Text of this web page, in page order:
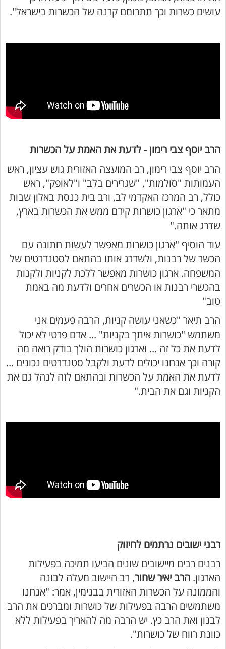
עושים כשרות וכך תתרומם קרנה של הכשרות בישראל".
הרב יוסף צבי רימון - לדעת את האמת על הכשרות
הרב יוסף צבי רימון, רב המועצה האזורית גוש עציון, ראש
העמותות "סולמות", "שגרירים בלב" ו"לאופק", ראש
כולל, רב המרכז האקדמי לב, ורב בית כנסת באלון שבות
מתאר כי "ארגון כושרות קידם ממש את הכשרות בארץ,
שדרג אותה."
עוד הוסיף "ארגון כושרות מאפשר לעשות חתונה עם
הכשר של רבנות, ולשדרג אותו בהתאם לסטנדרטים של
המשפחה. ארגון כושרות מאפשר ללכת לקניות ולקנות
בהכשרי רבנות או הכשרים אחרים ולדעת מה באמת
טוב"
הרב תיאר "כשאני עושה קניות, הרבה פעמים אני
משתמש "כושרות איתך בקניות" ... אדם פרטי לא יכול
לדעת את כל זה ... וארגון כושרות הולך בודק רואה מה
קורה וכך אנחנו יכולים לדעת ולקבל סטנדרטים נכונים ...
לדעת את האמת על הכשרות ובהתאם לזה לנהל גם את
הקניות וגם את הבית."
רבני ישובים נרתמים לחיזוק
רבנים רבים מיישובים שונים הביעו תמיכה בפעילות
הארגון. הרב יאיר שחור, רב היישוב מעלה לבונה
והממונה על הכשרות האזורית בבנימין, אמר: "אנחנו
משתמשים הרבה בפעילות של כושרות ומברכים את הרב
לבנון ואת הרב כץ. יש הרבה מה להאריך בפעילות ללא
כוונת רווח של כושרות".